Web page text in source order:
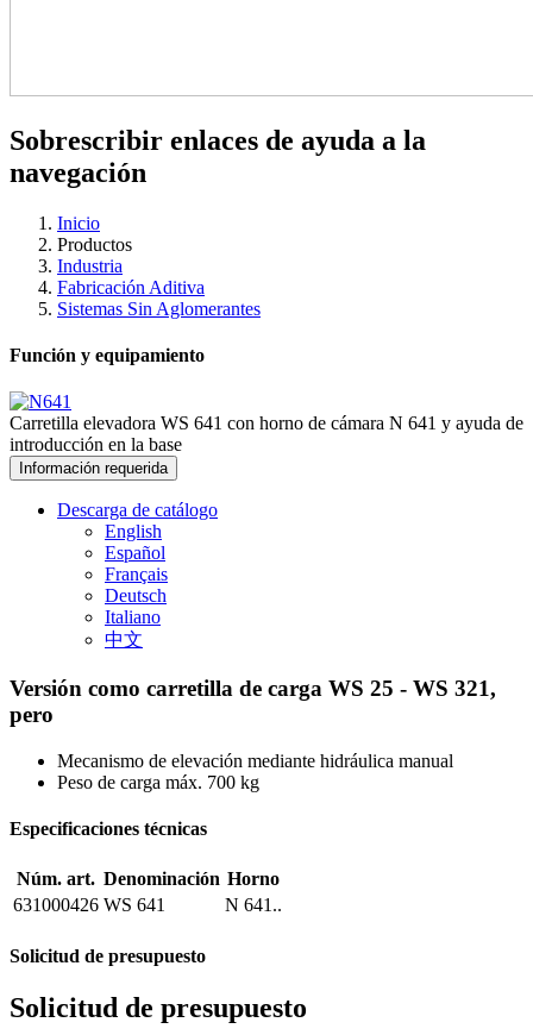
Sobrescribir enlaces de ayuda a la
navegación
Inicio
Productos
Industria
Fabricación Aditiva
Sistemas Sin Aglomerantes
Función y equipamiento
Carretilla elevadora WS 641 con horno de cámara N 641 y ayuda de
introducción en la base
Información requerida
Descarga de catálogo
English
Español
Français
Deutsch
Italiano
中文
Versión como carretilla de carga WS 25 - WS 321,
pero
Mecanismo de elevación mediante hidráulica manual
Peso de carga máx. 700 kg
Especificaciones técnicas
Núm. art. Denominación Horno
631000426 WS 641 N 641..
Solicitud de presupuesto
Solicitud de presupuesto